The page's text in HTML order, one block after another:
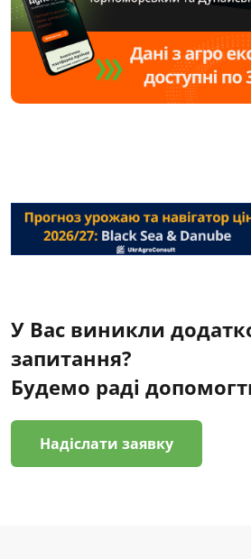
У Вас виникли
запитання?
Будемо раді
Надіслати заявку